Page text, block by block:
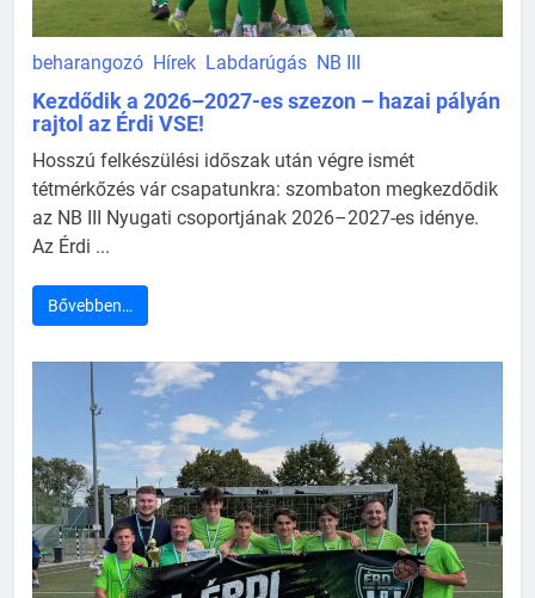
beharangozó Hírek Labdarúgás NB III
Kezdődik a 2026–2027-es szezon – hazai pályán
rajtol az Érdi VSE!
Hosszú felkészülési időszak után végre ismét
tétmérkőzés vár csapatunkra: szombaton megkezdődik
az NB III Nyugati csoportjának 2026–2027-es idénye.
Az Érdi ...
Bővebben…